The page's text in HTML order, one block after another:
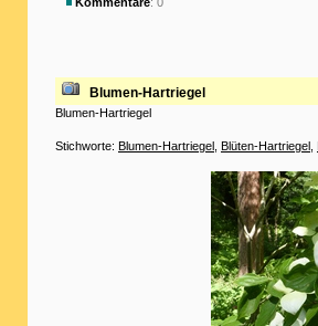
Blumen-Hartriegel
Blumen-Hartriegel
Stichworte: Blumen-Hartriegel Blüten-Hartriegel